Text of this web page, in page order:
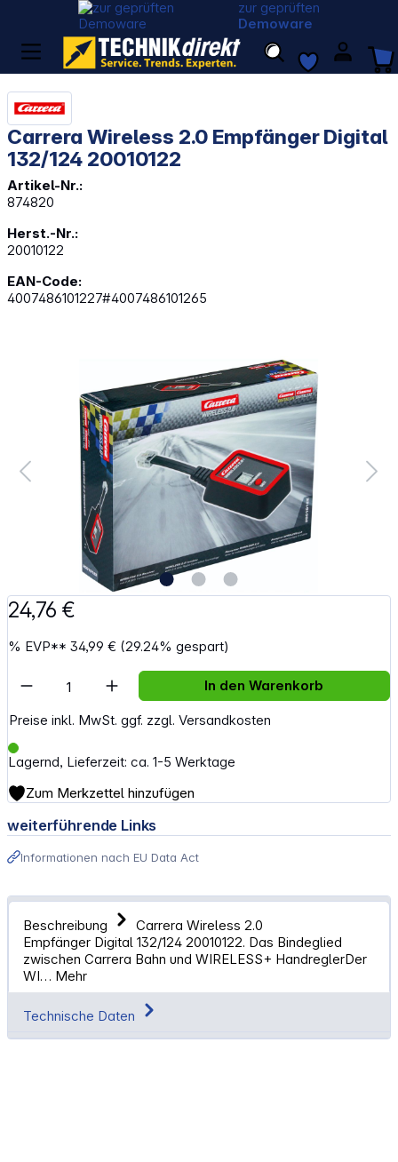
zur geprüften
Demoware
Carrera Wireless 2.0 Empfänger Digital
132/124 20010122
Artikel-Nr.:
874820
Herst.-Nr.:
20010122
EAN-Code:
4007486101227#4007486101265
24,76 €
% EVP**34,99 € (29.24% gespart)
Preise inkl. MwSt. ggf. zzgl. Versandkosten
Lagernd, Lieferzeit: ca. 1-5 Werktage
Artikel Anzahl: Gib den gewünschten
In den Warenkorb
Zum Merkzettel hinzufügen
weiterführende Links
Informationen nach EU Data Act
Beschreibung
Carrera Wireless 2.0
Empfänger Digital 132/124 20010122. Das Bindeglied
zwischen Carrera Bahn und WIRELESS+ HandreglerDer
WI… Mehr
Technische Daten